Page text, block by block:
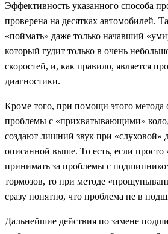
Эффективность указанного способа
проверена на десятках автомобилей.
«поймать» даже только начавший
который гудит только в очень
скоростей, и, как правило, является
диагностики.
Кроме того, при помощи этого метода
проблемы с «прихватывающими»
создают лишний звук при «слуховой»
описанной выше. То есть, если просто
принимать за проблемы с
тормозов, то при методе
сразу понятно, что проблема не в
Дальнейшие действия по замене